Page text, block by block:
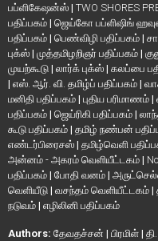
பப்ளிகேஷன்ஸ் | TWO SHORES
பதிப்பகம் | ஜெய்கோ பப்ளிஷிங்
பதிப்பகம் | பெண்விழி பதிப்பகம் |
புக்ஸ் | முத்தமிழறிஞர் பதிப்பகம் |
முயற்கூடு | லார்க் புக்ஸ் | கலப்பை
| எஸ். ஆர். வி. தமிழ்ப் பதிப்பகம் |
மனிதி பதிப்பகம் | புதிய பரிமாணம் |
பதிப்பகம் | ஜெய்ரிகி பதிப்பகம் |
கூடு பதிப்பகம் | தமிழ் நண்பன்
எண்டர்பிரைசஸ் | தமிழ்வெளி
அன்னம் - அகரம் வெளியீட்டகம் |
பதிப்பகம் | போதி வனம் |
வெளியீடு | வசந்தம் வெளியீட்டகம் |
நடுவம் | எழிலினி பதிப்பகம்
Authors: தேவதச்சன் | பிரமிள் |